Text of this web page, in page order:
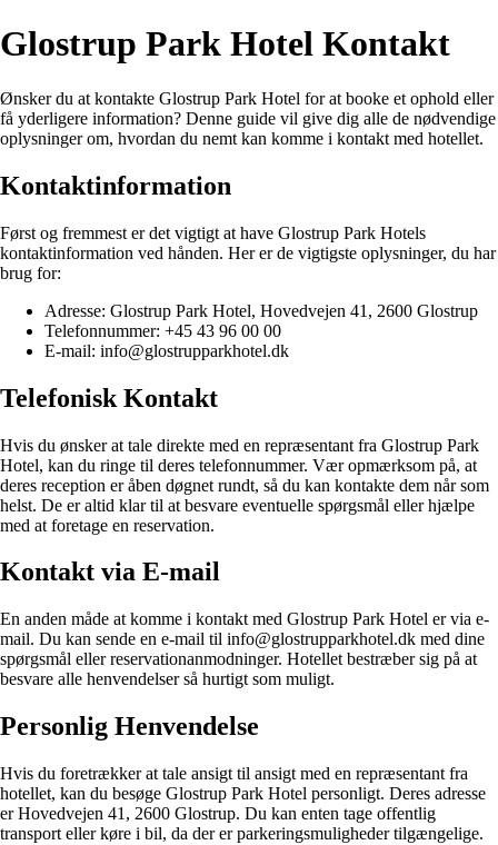
Glostrup Park Hotel Kontakt
Ønsker du at kontakte Glostrup Park Hotel for at booke et ophold eller
få yderligere information? Denne guide vil give dig alle de nødvendige
oplysninger om, hvordan du nemt kan komme i kontakt med hotellet.
Kontaktinformation
Først og fremmest er det vigtigt at have Glostrup Park Hotels
kontaktinformation ved hånden. Her er de vigtigste oplysninger, du har
brug for:
Adresse: Glostrup Park Hotel, Hovedvejen 41, 2600 Glostrup
Telefonnummer: +45 43 96 00 00
E-mail: info@glostrupparkhotel.dk
Telefonisk Kontakt
Hvis du ønsker at tale direkte med en repræsentant fra Glostrup Park
Hotel, kan du ringe til deres telefonnummer. Vær opmærksom på, at
deres reception er åben døgnet rundt, så du kan kontakte dem når som
helst. De er altid klar til at besvare eventuelle spørgsmål eller hjælpe
med at foretage en reservation.
Kontakt via E-mail
En anden måde at komme i kontakt med Glostrup Park Hotel er via e-
mail. Du kan sende en e-mail til info@glostrupparkhotel.dk med dine
spørgsmål eller reservationanmodninger. Hotellet bestræber sig på at
besvare alle henvendelser så hurtigt som muligt.
Personlig Henvendelse
Hvis du foretrækker at tale ansigt til ansigt med en repræsentant fra
hotellet, kan du besøge Glostrup Park Hotel personligt. Deres adresse
er Hovedvejen 41, 2600 Glostrup. Du kan enten tage offentlig
transport eller køre i bil, da der er parkeringsmuligheder tilgængelige.